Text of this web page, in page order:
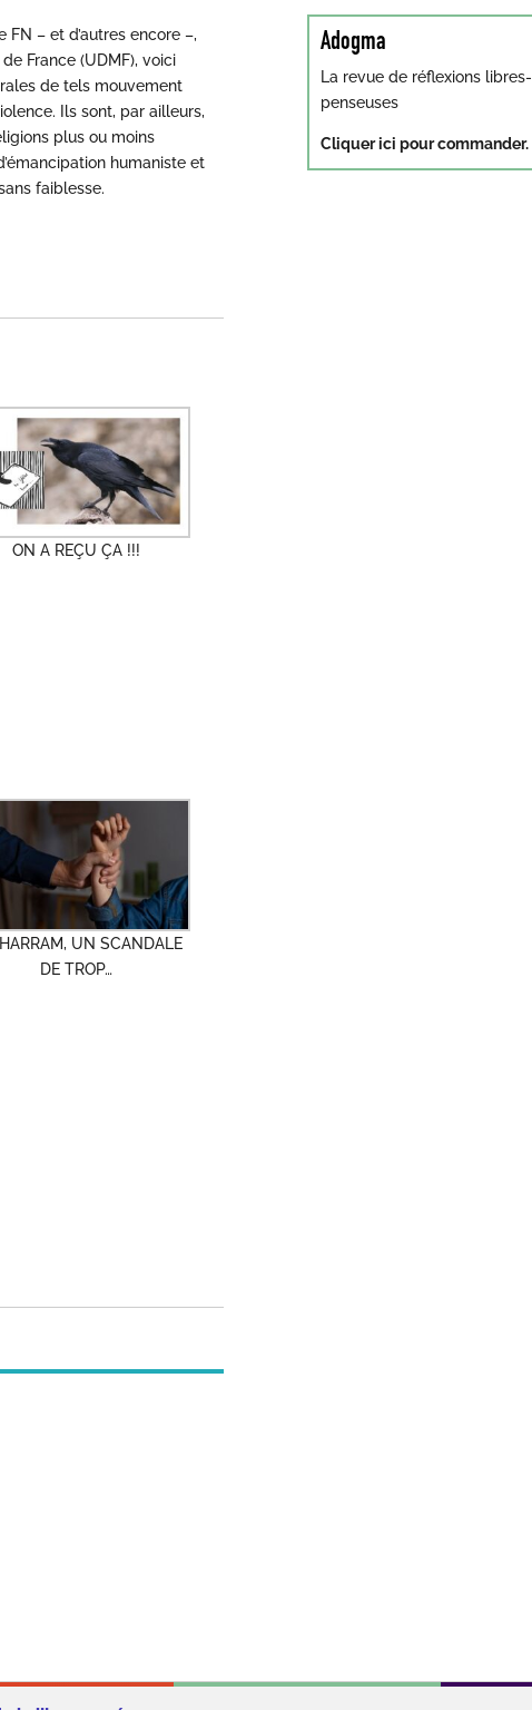
– et d’autres encore –,
France (UDMF), voici
de tels mouvement
Ils sont, par ailleurs,
plus ou moins
humaniste et
faiblesse.
ON A REÇU ÇA !!!
UN SCANDALE
DE TROP…
Adogma
La revue de réflexions libres-
penseuses
Cliquer ici pour commander.